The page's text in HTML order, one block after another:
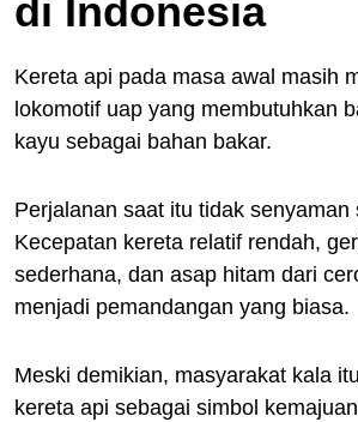
di Indonesia
Kereta api pada masa awal masih
lokomotif uap yang membutuhkan
kayu sebagai bahan bakar.
Perjalanan saat itu tidak senyaman
Kecepatan kereta relatif rendah,
sederhana, dan asap hitam dari
menjadi pemandangan yang biasa.
Meski demikian, masyarakat kala
kereta api sebagai simbol